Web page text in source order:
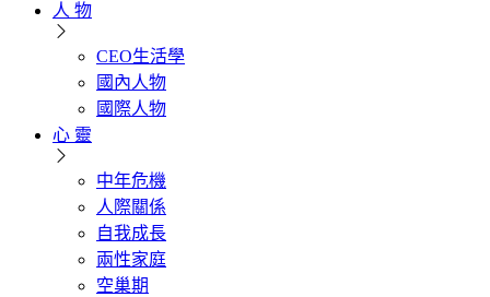
人 物
CEO生活學
國內人物
國際人物
心 靈
中年危機
人際關係
自我成長
兩性家庭
空巢期